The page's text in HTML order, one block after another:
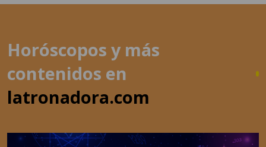
contenidos en
latronadora.com